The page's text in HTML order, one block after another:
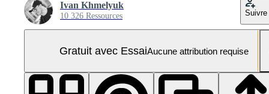
Ivan Khmelyuk
10 326 Ressources Suivre
Gratuit avec EssaiAucune attribution requise